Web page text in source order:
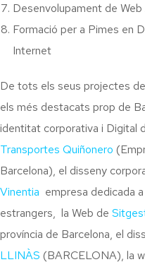
Desenvolupament de
Formació per a Pimes en
Internet
De tots els seus projectes
els més destacats prop de
identitat corporativa i Digital
Transportes Quiñonero
Barcelona), el disseny
Vinentia empresa dedicada
estrangers, la Web de
província de Barcelona, el
LLINÀS (BARCELONA), la